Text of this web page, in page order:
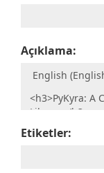
Açıklama:
Etiketler: